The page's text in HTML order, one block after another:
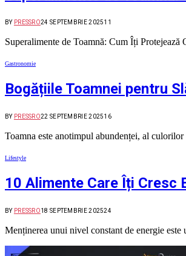
BY PRESSRO24 SEPTEMBRIE 202511
Superalimente de Toamnă: Cum Îți
Gastronomie
Bogățiile Toamnei pentru
BY PRESSRO22 SEPTEMBRIE 202516
Toamna este anotimpul abundenței, al
Lifestyle
10 Alimente Care Îți Cresc
BY PRESSRO18 SEPTEMBRIE 202524
Menținerea unui nivel constant de energie